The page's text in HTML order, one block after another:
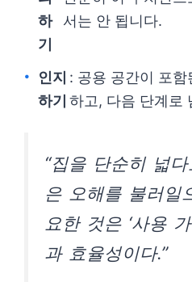
하
기
서는 안 됩니다.
인지
하기
: 공용 공간이 포
하고, 다음 단계로
“집을 단순히 넓
은 오해를 불러일
요한 것은 ‘사용
과 효율성이다.”